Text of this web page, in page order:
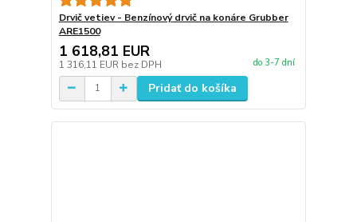
Drvič vetiev - Benzínový drvič na konáre Grubber
ARE1500
1 618,81 EUR
1 316,11 EUR bez DPH do 3-7 dní
Pridať do košíka